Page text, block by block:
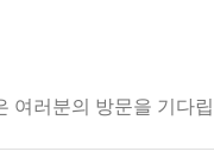
여러분의 방문을 기다